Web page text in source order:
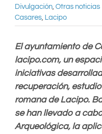
Divulgación Otras noticias
Casares Lacipo
El ayuntamiento de
lacipo.com, un
iniciativas
recuperación,
romana de Lacipo.
se han llevado a
Arqueológica, la